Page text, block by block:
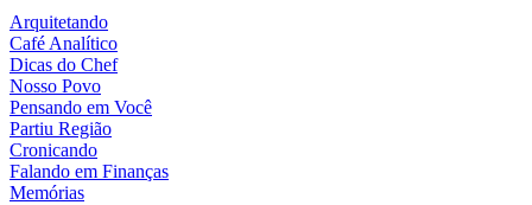
Arquitetando
Café Analítico
Dicas do Chef
Nosso Povo
Pensando em Você
Partiu Região
Cronicando
Falando em Finanças
Memórias